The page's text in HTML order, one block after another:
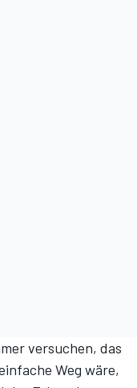
versuchen, das
Weg wäre,